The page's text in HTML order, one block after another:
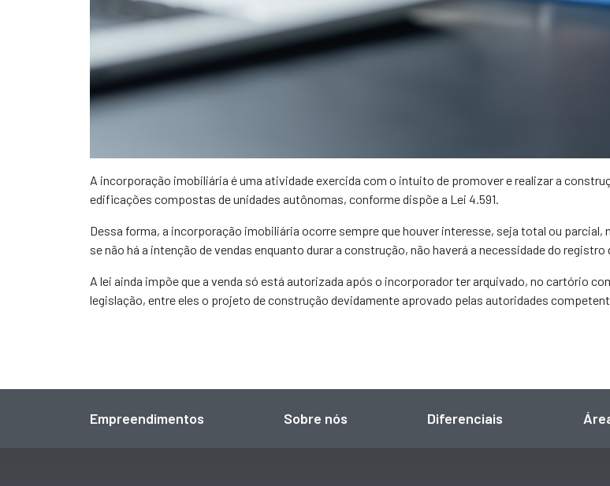
A incorporação imobiliária é uma atividade exercida com o intuito de promover e realizar a
edificações compostas de unidades autônomas, conforme dispõe a Lei 4.591.
Dessa forma, a incorporação imobiliária ocorre sempre que houver interesse, seja total ou
se não há a intenção de vendas enquanto durar a construção, não haverá a necessidade do
A lei ainda impõe que a venda só está autorizada após o incorporador ter arquivado, no cartório
legislação, entre eles o projeto de construção devidamente aprovado pelas autoridades
Empreendimentos Sobre nós Diferenciais